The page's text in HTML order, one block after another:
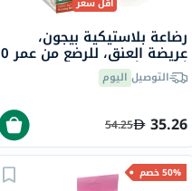
رضاعة بلاستيكية بيجون،
عريضة العنق، للرضع من عمر 0
أشهر فأكثر، مزينة، 160 مل
التوصيل اليوم
35.26
54.25
50% خصم